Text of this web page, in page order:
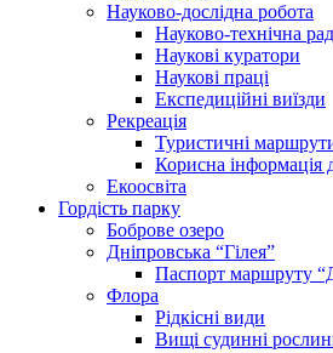
Науково-дослідна робота
Науково-технічна
Наукові куратори
Наукові праці
Експедиційні виїзди
Рекреація
Туристичні
Корисна інформація
Екоосвіта
Гордість парку
Боброве озеро
Дніпровська “Гілея”
Паспорт маршруту
Флора
Рідкісні види
Вищі судинні